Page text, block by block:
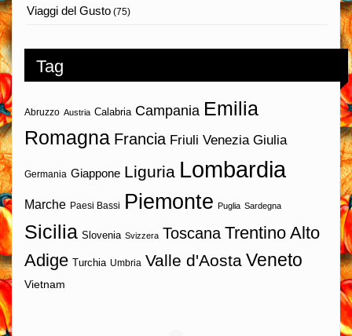
Viaggi del Gusto (75)
Tag
Abruzzo Austria Calabria Campania Emilia
Romagna Francia Friuli Venezia Giulia
Germania Giappone Liguria Lombardia
Marche Paesi Bassi Piemonte Puglia Sardegna
Sicilia Slovenia Svizzera Toscana Trentino Alto
Adige Turchia Umbria Valle d'Aosta Veneto
Vietnam